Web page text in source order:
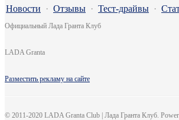
Новости · Отзывы · Тест-драйвы ·
Официальный Лада Гранта Клуб
LADA Granta
Разместить рекламу на сайте
© 2011-2020 LADA Granta Club | Лада Гранта Клуб.